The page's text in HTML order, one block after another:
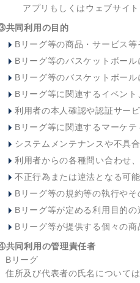
アプリもしくはウェブサイ
共同利用の目的
Bリーグ等の商品・サービス
Bリーグ等のバスケットボー
Bリーグ等のバスケットボー
Bリーグ等に関連するイベン
利用者の本人確認や認証サー
Bリーグ等に関連するマーケ
システムメンテナンスや不具
利用者からの各種問い合わせ
不正行為または違法となる可
Bリーグ等の規約等の執行や
Bリーグ等が定める利用目的
Bリーグ等が提供する個々の
共同利用の管理責任者
Bリーグ
住所及び代表者の氏名については